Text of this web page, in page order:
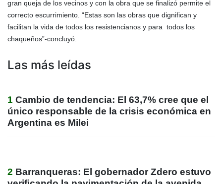
gran queja de los vecinos y con la obra que se finalizó permite el
correcto escurrimiento. “Estas son las obras que dignifican y
facilitan la vida de todos los resistencianos y para todos los
chaqueños”-concluyó.
Las más leídas
1 Cambio de tendencia: El 63,7% cree que el
único responsable de la crisis económica en
Argentina es Milei
2 Barranqueras: El gobernador Zdero estuvo